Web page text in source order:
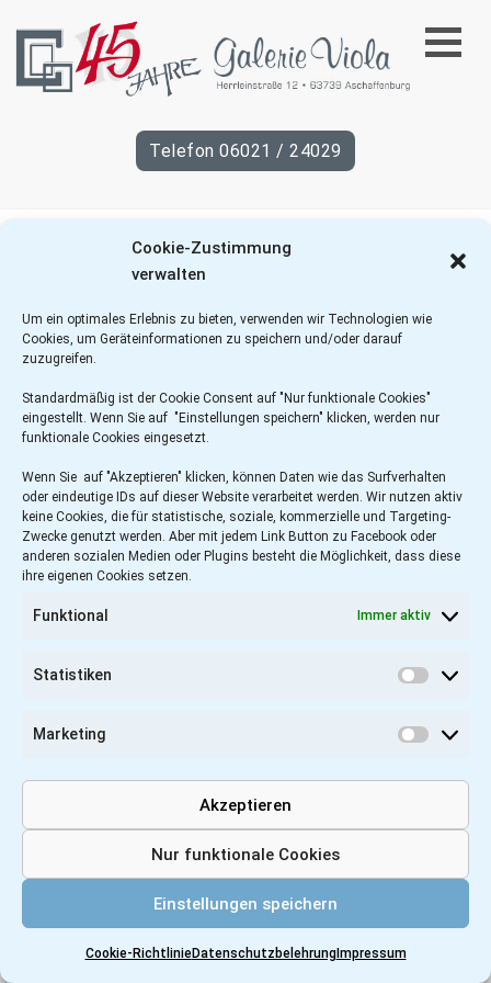
Cookie-Zustimmung
verwalten
Um ein optimales Erlebnis zu bieten, verwenden wir Technologien wie
Cookies, um Geräteinformationen zu speichern und/oder darauf
zuzugreifen.
Standardmäßig ist der Cookie Consent auf "Nur funktionale Cookies"
eingestellt. Wenn Sie auf "Einstellungen speichern" klicken, werden nur
funktionale Cookies eingesetzt.
Wenn Sie auf "Akzeptieren" klicken, können Daten wie das Surfverhalten
oder eindeutige IDs auf dieser Website verarbeitet werden. Wir nutzen aktiv
keine Cookies, die für statistische, soziale, kommerzielle und Targeting-
Zwecke genutzt werden. Aber mit jedem Link Button zu Facebook oder
anderen sozialen Medien oder Plugins besteht die Möglichkeit, dass diese
ihre eigenen Cookies setzen.
Funktional Immer aktiv
Statistiken
Marketing
Akzeptieren
Nur funktionale Cookies
Einstellungen speichern
Cookie-Richtlinie DatenschutzbelehrungImpressum
Galerie
Telefon 06021 / 24029